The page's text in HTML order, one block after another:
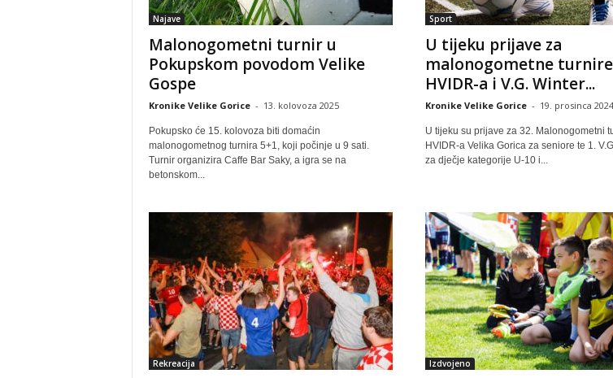
Najave
Malonogometni turnir u
Pokupskom povodom Velike
Gospe
Kronike Velike Gorice - 13. kolovoza 2025
Pokupsko će 15. kolovoza biti domaćin
malonogometnog turnira 5+1, koji počinje u 9 sati.
Turnir organizira Caffe Bar Saky, a igra se na
betonskom...
Sport
U tijeku prijave za
malonogometne turnire
HVIDR-a i V.G. Winter...
Kronike Velike Gorice - 19. prosinca 2024
U tijeku su prijave za 32. Malonogometni
HVIDR-a Velika Gorica za seniore te 1.
za dječje kategorije U-10 i...
Rekreacija Izdvojeno